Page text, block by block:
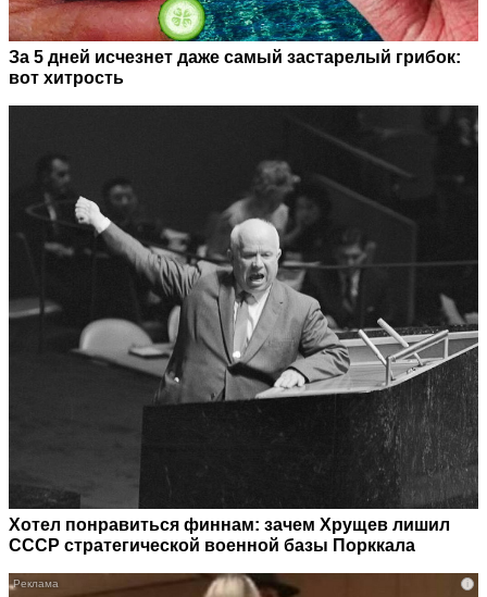
За 5 дней исчезнет даже самый застарелый грибок:
вот хитрость
Хотел понравиться финнам: зачем Хрущев лишил
СССР стратегической военной базы Порккала
i